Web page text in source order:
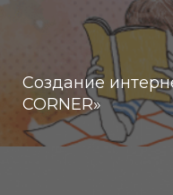
Создание
CORNER»